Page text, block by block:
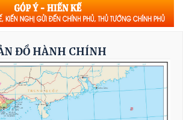
tướng chủ trì rà soát đầu tư,
tuyến đường bộ cao tốc quy mô
Chủ tịch nước: Cùng xây dựng
đoàn kết, vững mạnh
ĐỒ HÀNH CHÍNH